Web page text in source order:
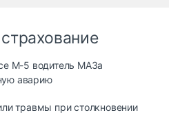
М-5 водитель МАЗа
аварию
травмы при столкновении